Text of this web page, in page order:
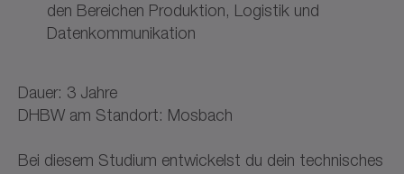
den Bereichen Produktion, Logistik und
Datenkommunikation
Dauer: 3 Jahre
DHBW am Standort: Mosbach
Bei diesem Studium entwickelst du dein technisches